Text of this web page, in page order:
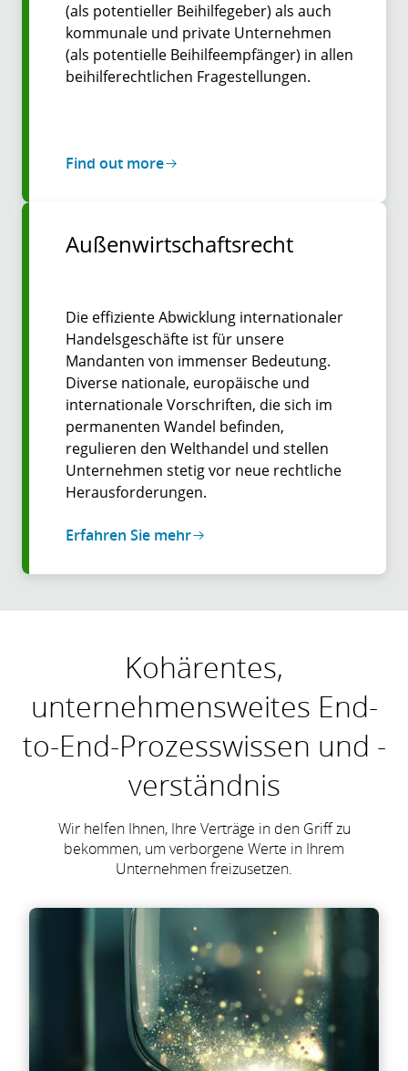
(als potentieller Beihilfegeber) als auch
kommunale und private Unternehmen
(als potentielle Beihilfeempfänger) in allen
beihilferechtlichen Fragestellungen.
Find out more
Außenwirtschaftsrecht
Die effiziente Abwicklung internationaler
Handelsgeschäfte ist für unsere
Mandanten von immenser Bedeutung.
Diverse nationale, europäische und
internationale Vorschriften, die sich im
permanenten Wandel befinden,
regulieren den Welthandel und stellen
Unternehmen stetig vor neue rechtliche
Herausforderungen.
Erfahren Sie mehr
Kohärentes,
unternehmensweites End-
to-End-Prozesswissen und -
verständnis
Wir helfen Ihnen, Ihre Verträge in den Griff zu
bekommen, um verborgene Werte in Ihrem
Unternehmen freizusetzen.